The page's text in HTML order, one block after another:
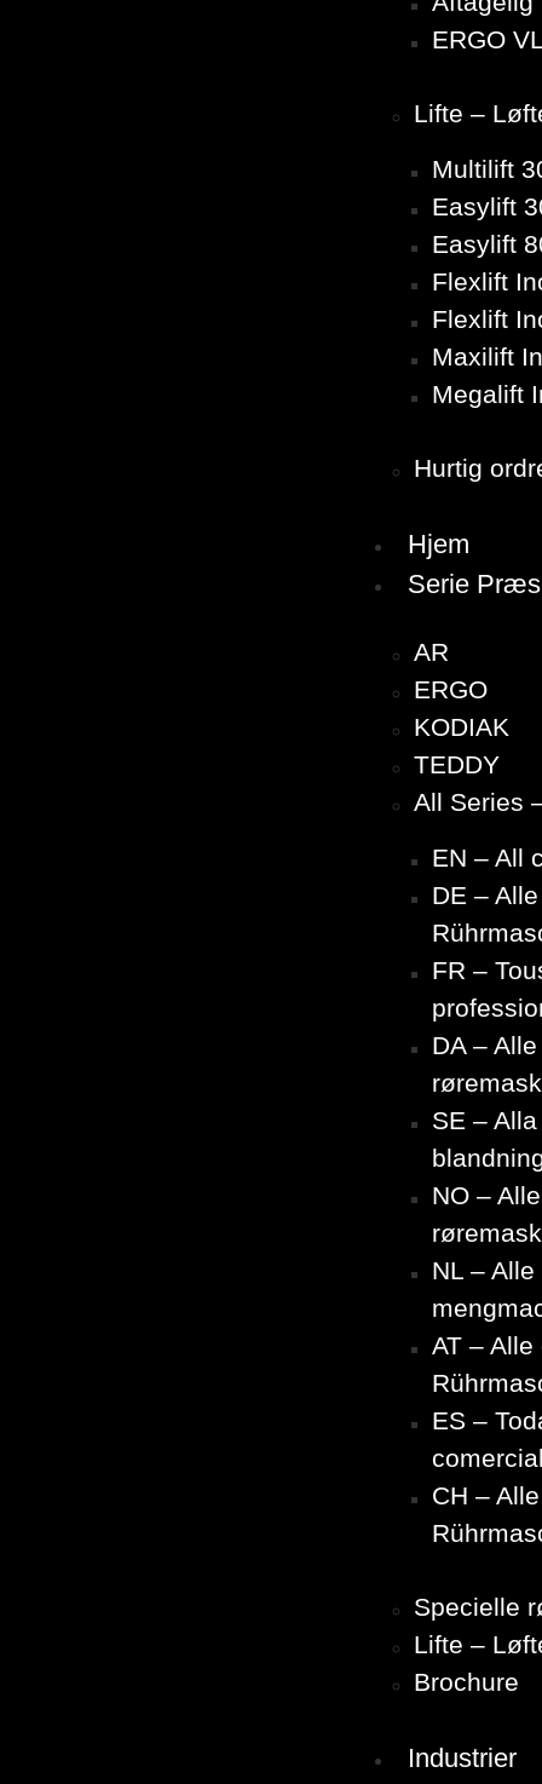
ERGO
Lifte –
Multilift
Easylift
Easylift
Flexlift
Flexlift
Maxilift
Megalift
Hurtig
Hjem
Serie
AR
ERGO
KODIAK
TEDDY
All Series
EN – All
DE –
FR –
DA –
SE –
NO –
NL –
AT –
ES –
CH –
Specielle
Lifte –
Brochure
Industrier